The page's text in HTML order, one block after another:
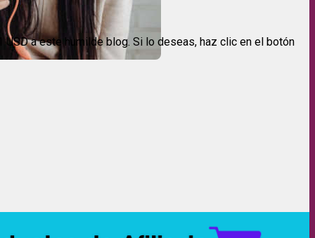
USD a este humilde blog. Si lo deseas, haz clic en el botón